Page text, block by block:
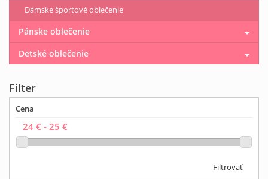
Dámske športové oblečenie
Pánske oblečenie
Detské oblečenie
Filter
Cena
Filtrovať